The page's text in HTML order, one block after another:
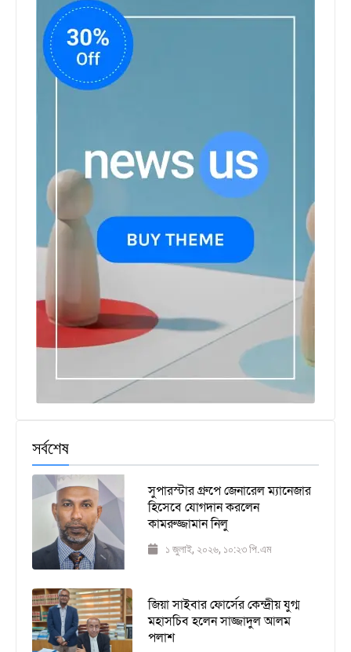
সর্বশেষ
সুপারস্টার গ্রুপে জেনারেল ম্যানেজার
হিসেবে যোগদান করলেন
কামরুজ্জামান নিলু
১ জুলাই, ২০২৬, ১০:২৩ পি.এম
জিয়া সাইবার ফোর্সের কেন্দ্রীয় যুগ্ম
মহাসচিব হলেন সাজ্জাদুল আলম
পলাশ